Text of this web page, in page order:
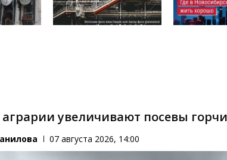
увеличивают посевы
07 августа 2026, 14:00